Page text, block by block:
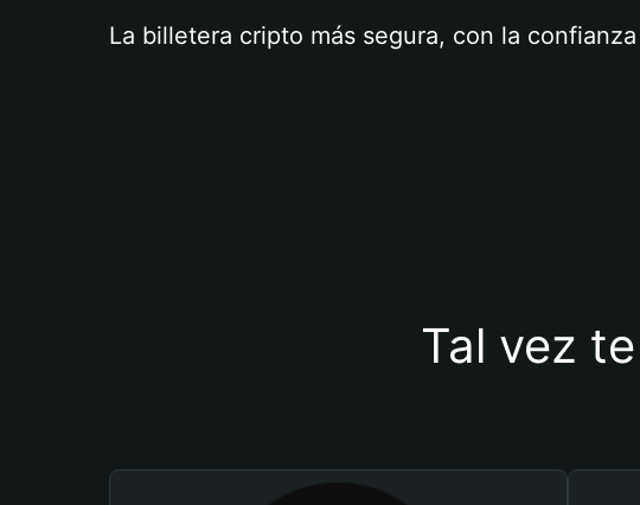
La billetera cripto más segura, con la
Tal vez